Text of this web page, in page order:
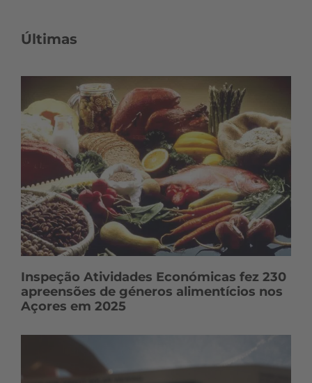
Últimas
Inspeção Atividades Económicas fez 230
apreensões de géneros alimentícios nos
Açores em 2025